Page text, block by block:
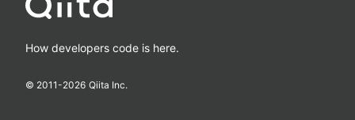
How developers code is here.
© 2011-2026 Qiita Inc.